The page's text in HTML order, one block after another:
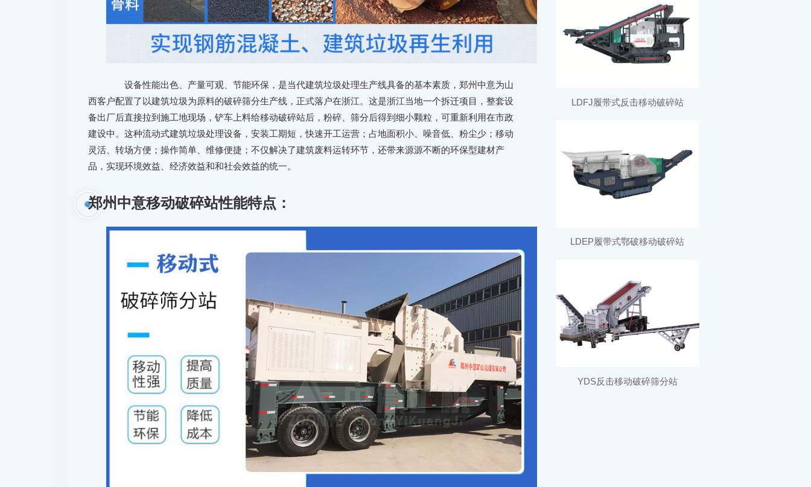
设备性能出色、产量可观、节能环保，是当代建筑垃圾处理生产线具备的基本素质，郑州中意为山
西客户配置了以建筑垃圾为原料的破碎筛分生产线，正式落户在浙江。这是浙江当地一个拆迁项目，整套设
备出厂后直接拉到施工地现场，铲车上料给移动破碎站后，粉碎、筛分后得到细小颗粒，可重新利用在市政
建设中。这种流动式建筑垃圾处理设备，安装工期短，快速开工运营；占地面积小、噪音低、粉尘少；移动
灵活、转场方便；操作简单、维修便捷；不仅解决了建筑废料运转环节，还带来源源不断的环保型建材产
品，实现环境效益、经济效益和和社会效益的统一。
郑州中意移动破碎站性能特点：
LDFJ履带式反击移动破碎站
LDEP履带式鄂破移动破碎站
YDS反击移动破碎筛分站